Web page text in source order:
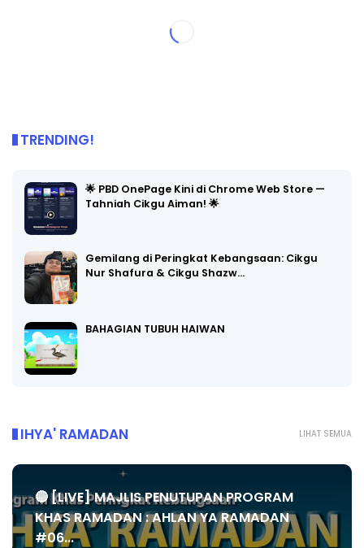
TRENDING!
🌟 PBD OnePage Kini di Chrome Web Store —
Tahniah Cikgu Aiman! 🌟
Gemilang di Peringkat Kebangsaan: Cikgu
Nur Shafura & Cikgu Shazw…
BAHAGIAN TUBUH HAIWAN
LIHAT SEMUA
IHYA' RAMADAN
🔴 [LIVE] MAJLIS PENUTUPAN PROGRAM
KHAS RAMADAN : AHLAN YA RAMADAN
#06...